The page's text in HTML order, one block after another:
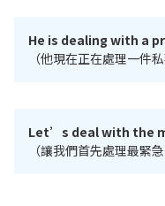
He is dealing with a
（他現在正在處理一件私
Let’s deal with the
（讓我們首先處理最緊急